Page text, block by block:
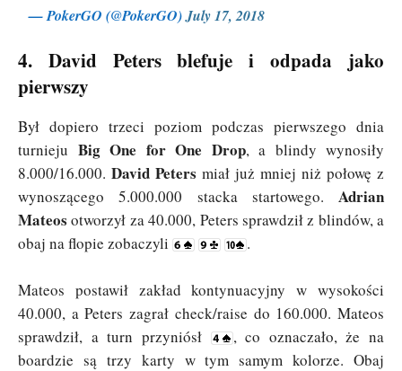
— PokerGO (@PokerGO)July 17, 2018
4. David Peters blefuje i odpada jako
pierwszy
Był dopiero trzeci poziom podczas pierwszego dnia
turnieju Big One for One Drop, a blindy wynosiły
8.000/16.000. David Peters miał już mniej niż połowę z
wynoszącego 5.000.000 stacka startowego. Adrian
Mateos otworzył za 40.000, Peters sprawdził z blindów, a
obaj na flopie zobaczyli
.
Mateos postawił zakład kontynuacyjny w wysokości
40.000, a Peters zagrał check/raise do 160.000. Mateos
sprawdził, a turn przyniósł
, co oznaczało, że na
boardzie są trzy karty w tym samym kolorze. Obaj